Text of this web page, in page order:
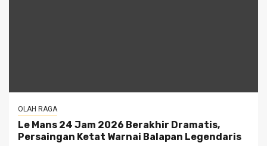
OLAH RAGA
Le Mans 24 Jam 2026 Berakhir Dramatis,
Persaingan Ketat Warnai Balapan Legendaris